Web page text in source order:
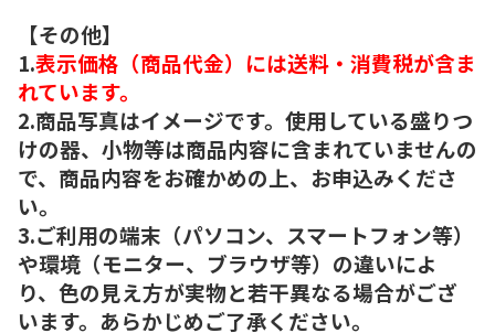
【その他】
1.表示価格（商品代金）には送料・消費税が含ま
れています。
2.商品写真はイメージです。使用している盛りつ
けの器、小物等は商品内容に含まれていませんの
で、商品内容をお確かめの上、お申込みくださ
い。
3.ご利用の端末（パソコン、スマートフォン等）
や環境（モニター、ブラウザ等）の違いによ
り、色の見え方が実物と若干異なる場合がござ
います。あらかじめご了承ください。